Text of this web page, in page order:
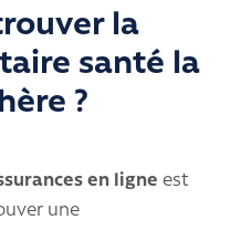
la
santé la
?
en ligne est
une